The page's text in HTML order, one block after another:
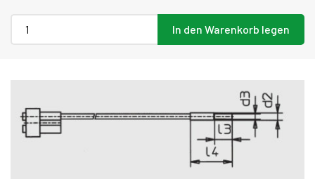
In den Warenkorb legen